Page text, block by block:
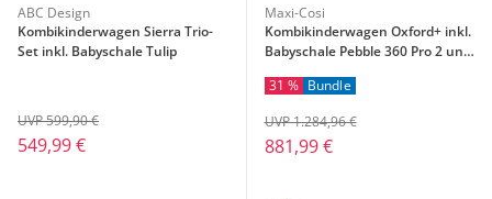
ABC Design
Kombikinderwagen Sierra Trio-
Set inkl. Babyschale Tulip
549,99 €
UVP 599,90 €
Maxi-Cosi
Kombikinderwagen Oxford+ inkl.
Babyschale Pebble 360 Pro 2 und
31 % Bundle
881,99 €
UVP 1.284,96 €